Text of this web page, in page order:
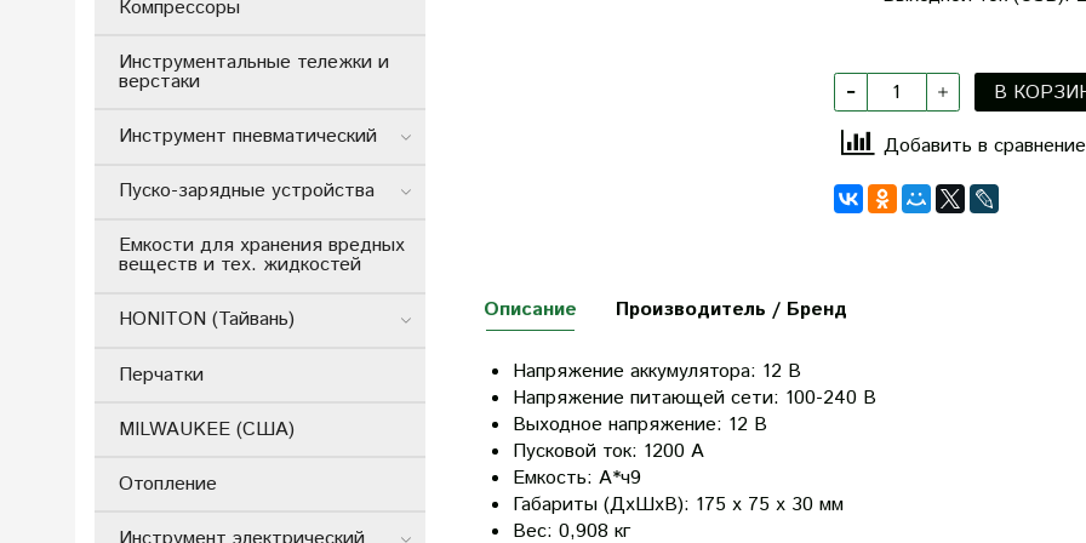
В
Добавить в сравнение
Описание
Напряжение аккумулятора: 12 В
Напряжение питающей сети: 100-240 В
Выходное напряжение: 12 В
Пусковой ток: 1200 А
Емкость: А*ч9
Габариты (ДхШхВ): 175 x 75 x 30 мм
Вес: 0,908 кг
Производитель / Бренд
Компрессоры
Инструментальные тележки и
верстаки
Инструмент пневматический
Пуско-зарядные устройства
Емкости для хранения вредных
веществ и тех. жидкостей
HONITON (Тайвань)
Перчатки
MILWAUKEE (США)
Отопление